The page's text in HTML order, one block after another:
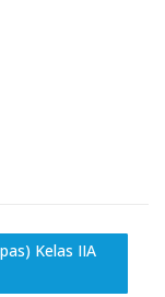
Kelas IIA